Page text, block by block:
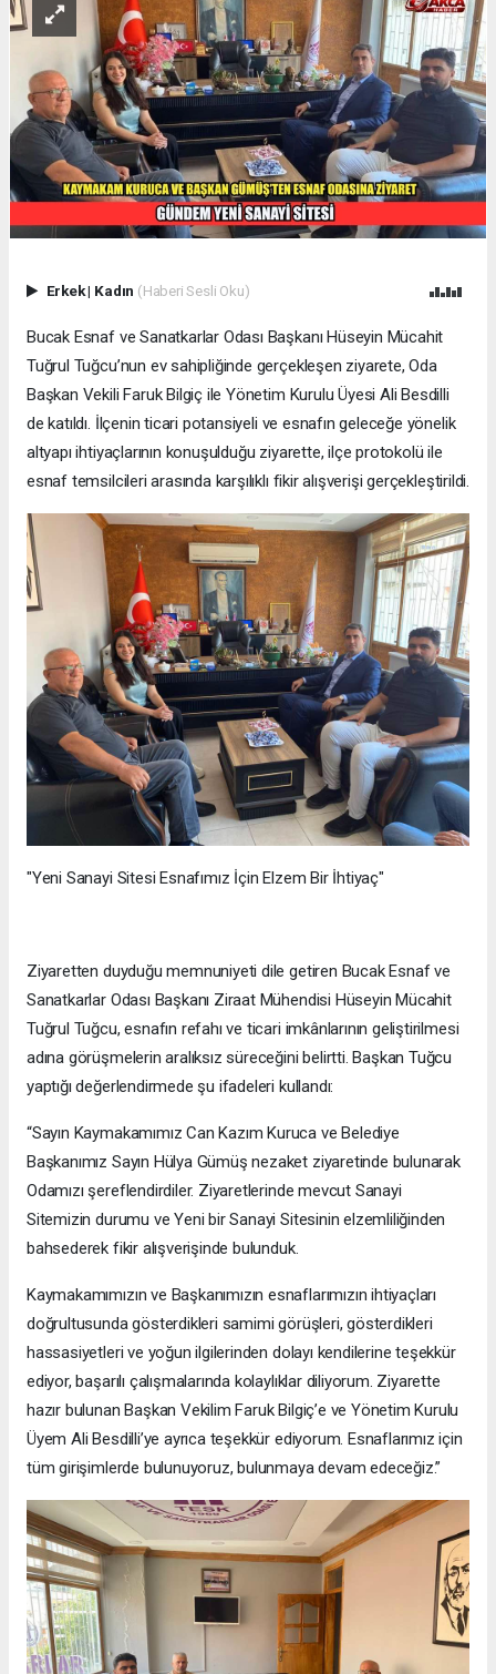
Erkek| Kadın (Haberi Sesli Oku)
Bucak Esnaf ve Sanatkarlar Odası Başkanı Hüseyin Mücahit
Tuğrul Tuğcu’nun ev sahipliğinde gerçekleşen ziyarete, Oda
Başkan Vekili Faruk Bilgiç ile Yönetim Kurulu Üyesi Ali Besdilli
de katıldı. İlçenin ticari potansiyeli ve esnafın geleceğe yönelik
altyapı ihtiyaçlarının konuşulduğu ziyarette, ilçe protokolü ile
esnaf temsilcileri arasında karşılıklı fikir alışverişi gerçekleştirildi.
"Yeni Sanayi Sitesi Esnafımız İçin Elzem Bir İhtiyaç"
Ziyaretten duyduğu memnuniyeti dile getiren Bucak Esnaf ve
Sanatkarlar Odası Başkanı Ziraat Mühendisi Hüseyin Mücahit
Tuğrul Tuğcu, esnafın refahı ve ticari imkânlarının geliştirilmesi
adına görüşmelerin aralıksız süreceğini belirtti. Başkan Tuğcu
yaptığı değerlendirmede şu ifadeleri kullandı:
“Sayın Kaymakamımız Can Kazım Kuruca ve Belediye
Başkanımız Sayın Hülya Gümüş nezaket ziyaretinde bulunarak
Odamızı şereflendirdiler. Ziyaretlerinde mevcut Sanayi
Sitemizin durumu ve Yeni bir Sanayi Sitesinin elzemliliğinden
bahsederek fikir alışverişinde bulunduk.
Kaymakamımızın ve Başkanımızın esnaflarımızın ihtiyaçları
doğrultusunda gösterdikleri samimi görüşleri, gösterdikleri
hassasiyetleri ve yoğun ilgilerinden dolayı kendilerine teşekkür
ediyor, başarılı çalışmalarında kolaylıklar diliyorum. Ziyarette
hazır bulunan Başkan Vekilim Faruk Bilgiç’e ve Yönetim Kurulu
Üyem Ali Besdilli’ye ayrıca teşekkür ediyorum. Esnaflarımız için
tüm girişimlerde bulunuyoruz, bulunmaya devam edeceğiz.”